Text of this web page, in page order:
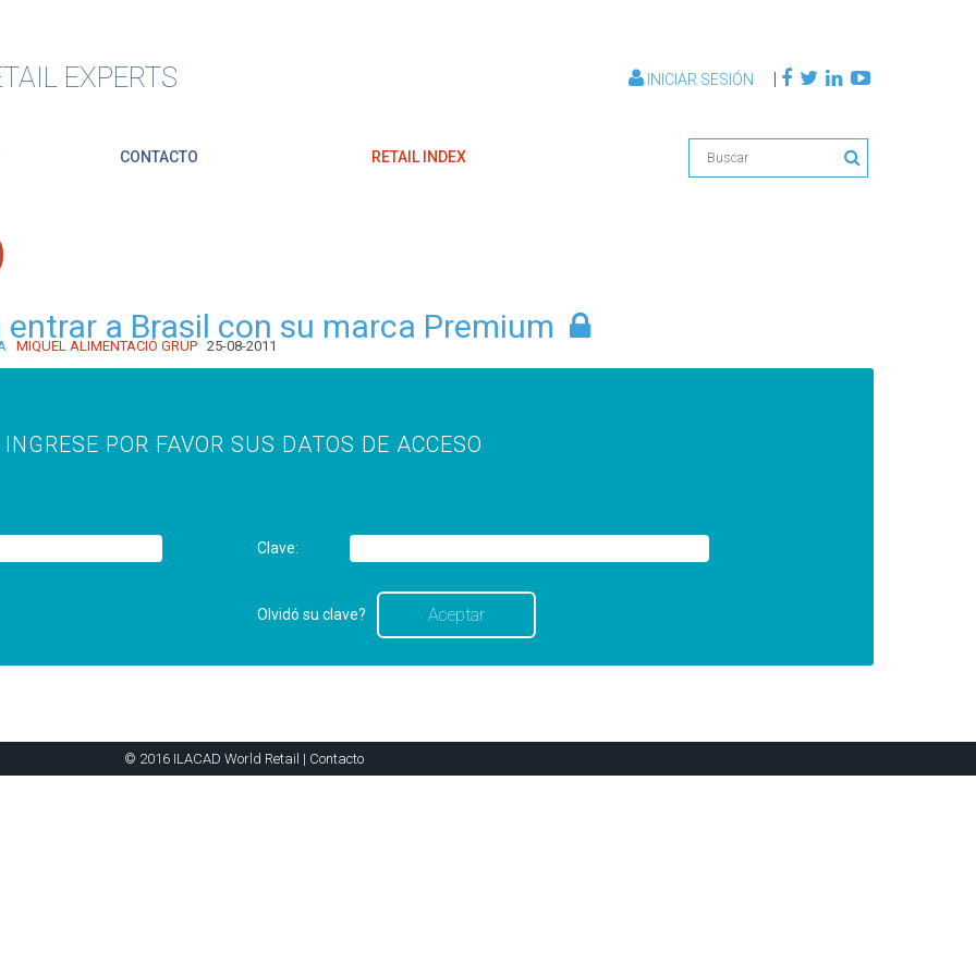
EXPERTS INICIAR SESIÓN |
CONTACTO RETAIL INDEX
a Brasil con su marca Premium
MIQUEL ALIMENTACIÓ GRUP 25-08-2011
INGRESE POR FAVOR SUS DATOS DE ACCESO
Clave:
Olvidó su clave?
© 2016 ILACAD World Retail | Contacto